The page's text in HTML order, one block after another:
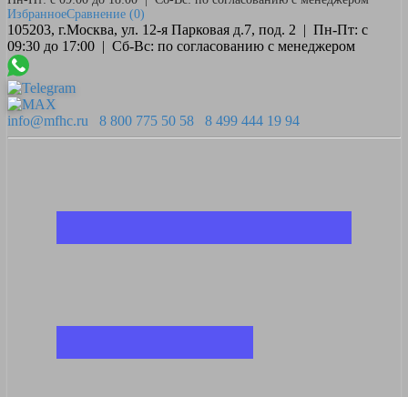
ИзбранноеСравнение (0)
105203, г.Москва, ул. 12-я Парковая д.7, под. 2 | Пн-Пт: с
09:30 до 17:00 | Сб-Вс: по согласованию с менеджером
info@mfhc.ru 8 800 775 50 58 8 499 444 19 94